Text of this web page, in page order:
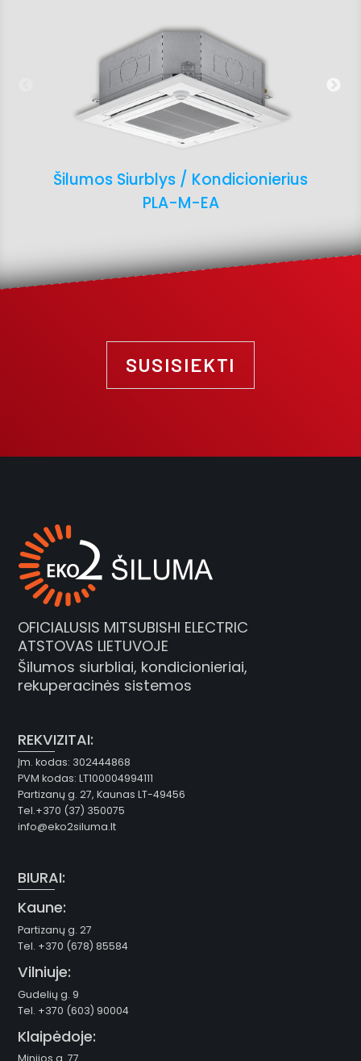
Šilumos Siurblys / Kondicionierius
PLA-M-EA
SUSISIEKTI
OFICIALUSIS MITSUBISHI ELECTRIC
ATSTOVAS LIETUVOJE
Šilumos siurbliai, kondicionieriai,
rekuperacinės sistemos
REKVIZITAI:
Įm. kodas: 302444868
PVM kodas: LT100004994111
Partizanų g. 27, Kaunas LT-49456
Tel.+370 (37) 350075
info@eko2siluma.lt
BIURAI:
Kaune:
Partizanų g. 27
Tel. +370 (678) 85584
Vilniuje:
Gudelių g. 9
Tel. +370 (603) 90004
Klaipėdoje: